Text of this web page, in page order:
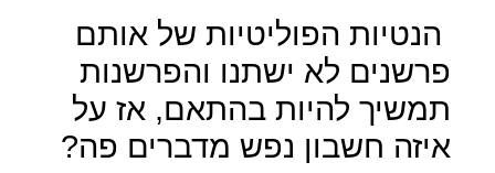
הנטיות הפוליטיות של אותם
פרשנים לא ישתנו והפרשנות
תמשיך להיות בהתאם, אז על
איזה חשבון נפש מדברים פה?